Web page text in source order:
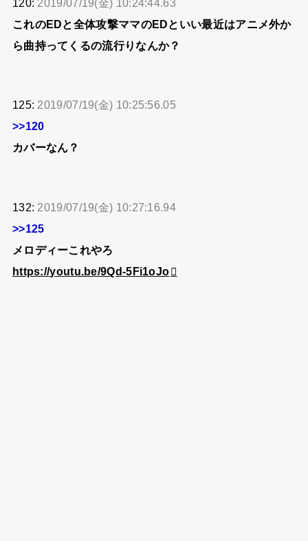
120: 2019/07/19(金) 10:24:44.63
これのEDと全体攻撃ママのEDといい最近はアニメ外か
ら曲持ってくるの流行りなんか？
125: 2019/07/19(金) 10:25:56.05
>>120
カバーなん？
132: 2019/07/19(金) 10:27:16.94
>>125
メロディーこれやろ
https://youtu.be/9Qd-5Fi1oJo